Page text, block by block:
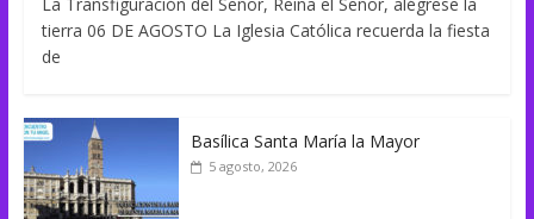
La Transfiguración del Señor, Reina el Señor, alégrese la
tierra 06 DE AGOSTO La Iglesia Católica recuerda la fiesta
de
Basílica Santa María la Mayor
5 agosto, 2026